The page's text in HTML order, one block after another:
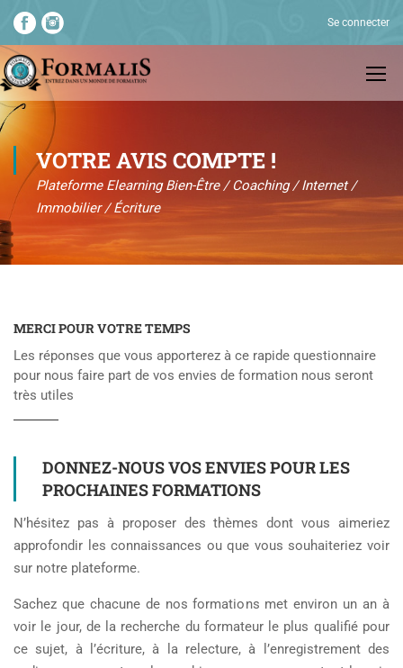
Se connecter
VOTRE AVIS COMPTE !
Plateforme Elearning Bien-Être / Coaching / Internet /
Immobilier / Écriture
MERCI POUR VOTRE TEMPS
Les réponses que vous apporterez à ce rapide questionnaire
pour nous faire part de vos envies de formation nous seront
très utiles
DONNEZ-NOUS VOS ENVIES POUR LES
PROCHAINES FORMATIONS
N’hésitez pas à proposer des thèmes dont vous aimeriez
approfondir les connaissances ou que vous souhaiteriez voir
sur notre plateforme.
Sachez que chacune de nos formations met environ un an à
voir le jour, de la recherche du formateur le plus qualifié pour
ce sujet, à l’écriture, à la relecture, à l’enregistrement des